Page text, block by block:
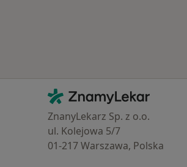
Kontakt
ZnamyLekar - Hlavní stránka
ZnanyLekarz Sp. z o.o.
ul. Kolejowa 5/7
01-217 Warszawa, Polska